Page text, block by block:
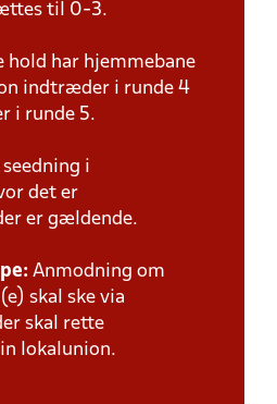
til 0-3.
hold har hjemmebane
indtræder i runde 4
i runde 5.
i
det er
er gældende.
Anmodning om
skal ske via
skal rette
lokalunion.